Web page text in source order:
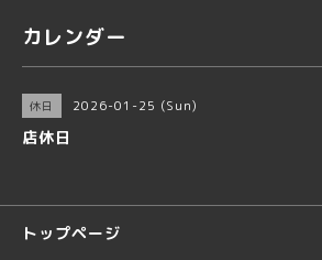
カレンダー
休日 2026-01-25 (Sun)
店休日
トップページ